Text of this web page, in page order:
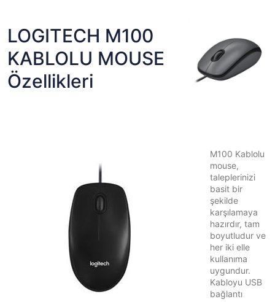
LOGITECH M100
KABLOLU MOUSE
Özellikleri
M100 Kablolu
mouse,
taleplerinizi
basit bir
şekilde
karşılamaya
hazırdır, tam
boyutludur ve
her iki elle
kullanıma
uygundur.
Kabloyu USB
bağlantı